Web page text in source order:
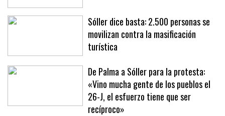
Sóller dice basta: 2.500 personas se
movilizan contra la masificación
turística
De Palma a Sóller para la protesta:
«Vino mucha gente de los pueblos el
26-J, el esfuerzo tiene que ser
recíproco»